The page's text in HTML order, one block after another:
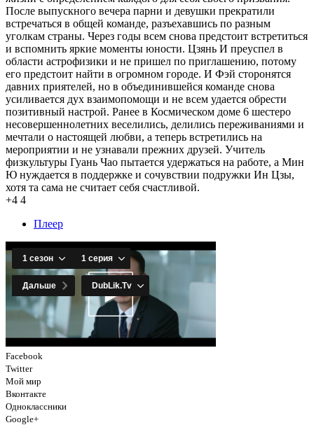
После выпускного вечера парни и девушки прекратили
встречаться в общей команде, разъехавшись по разным
уголкам страны. Через годы всем снова предстоит встретиться
и вспомнить яркие моменты юности. Цзянь И преуспел в
области астрофизики и не пришел по приглашению, потому
его предстоит найти в огромном городе. И Фэй сторонятся
давних приятелей, но в объединившейся команде снова
усиливается дух взаимопомощи и не всем удается обрести
позитивный настрой. Ранее в Космическом доме 6 шестеро
несовершеннолетних веселились, делились переживаниями и
мечтали о настоящей любви, а теперь встретились на
мероприятии и не узнавали прежних друзей. Учитель
физкультуры Гуань Чао пытается удержаться на работе, а Мин
Ю нуждается в поддержке и сочувствии подружки Ин Цзы,
хотя та сама не считает себя счастливой.
+4 4
Плеер
Facebook
Twitter
Мой мир
Вконтакте
Одноклассники
Google+